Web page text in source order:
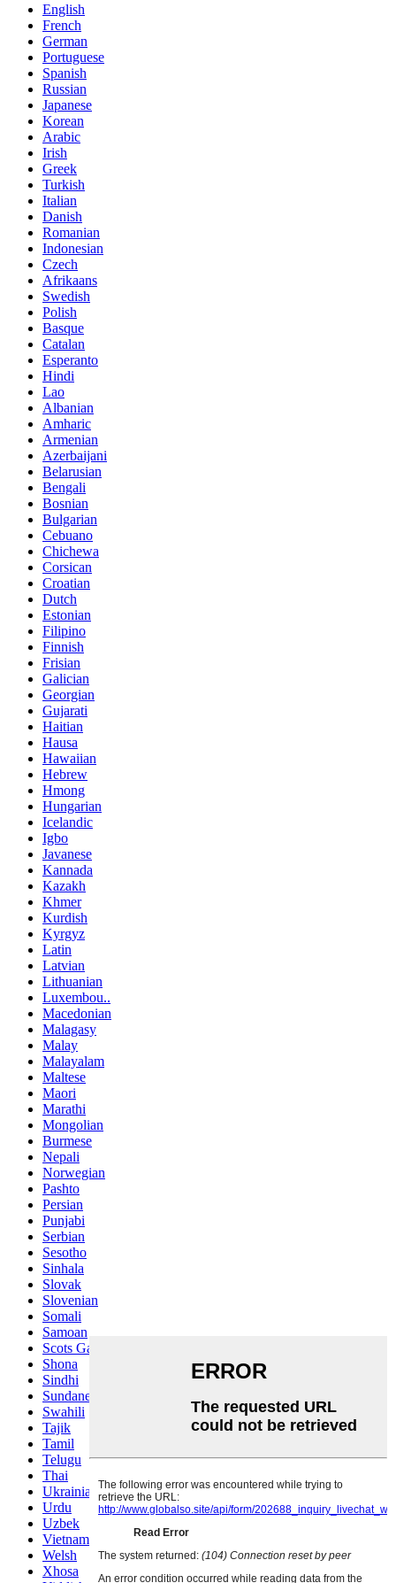
English
French
German
Portuguese
Spanish
Russian
Japanese
Korean
Arabic
Irish
Greek
Turkish
Italian
Danish
Romanian
Indonesian
Czech
Afrikaans
Swedish
Polish
Basque
Catalan
Esperanto
Hindi
Lao
Albanian
Amharic
Armenian
Azerbaijani
Belarusian
Bengali
Bosnian
Bulgarian
Cebuano
Chichewa
Corsican
Croatian
Dutch
Estonian
Filipino
Finnish
Frisian
Galician
Georgian
Gujarati
Haitian
Hausa
Hawaiian
Hebrew
Hmong
Hungarian
Icelandic
Igbo
Javanese
Kannada
Kazakh
Khmer
Kurdish
Kyrgyz
Latin
Latvian
Lithuanian
Luxembou..
Macedonian
Malagasy
Malay
Malayalam
Maltese
Maori
Marathi
Mongolian
Burmese
Nepali
Norwegian
Pashto
Persian
Punjabi
Serbian
Sesotho
Sinhala
Slovak
Slovenian
Somali
Samoan
Scots Gaelic
Shona
Sindhi
Sundanese
Swahili
Tajik
Tamil
Telugu
Thai
Ukrainian
Urdu
Uzbek
Vietnamese
Welsh
Xhosa